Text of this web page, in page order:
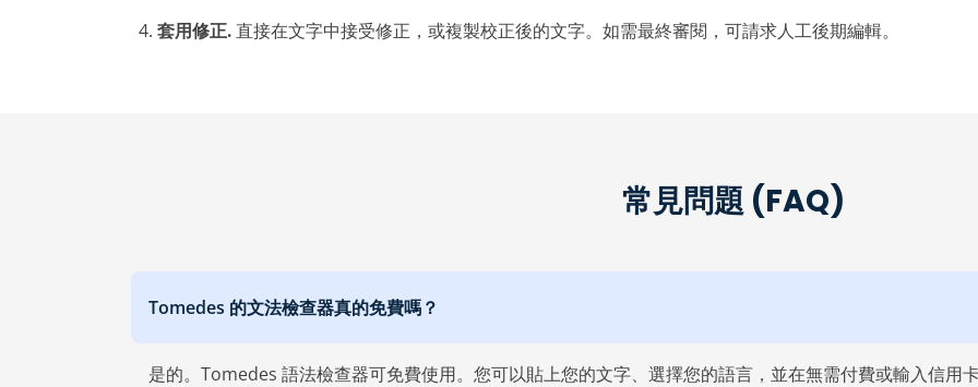
套用修正. 直接在文字中接受修正，或複製校正後的文字。如需最終審閱，可請求人工後期編輯。
常見問題 (FAQ)
Tomedes 的文法檢查器真的免費嗎？
是的。Tomedes 語法檢查器可免費使用。您可以貼上您的文字、選擇您的語言，並在無需付費或輸入信用